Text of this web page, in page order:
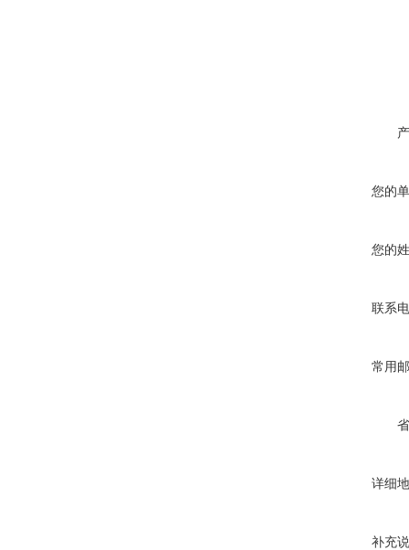
您的
您的
联系
常用
详细
补充